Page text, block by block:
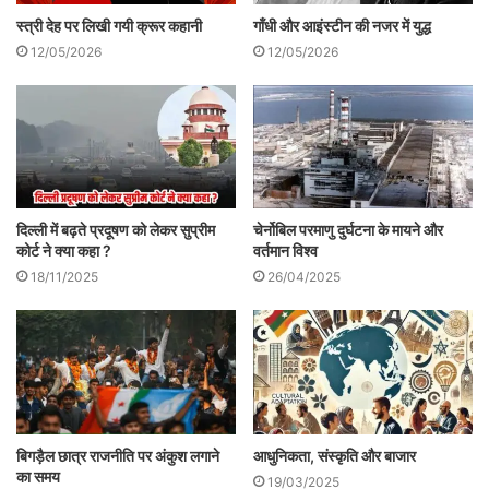
लन्दन विश्वविद्यालय से उपाधि सापेक्ष अनुसन्धानकार्य
किया। वे थे जे.एन. कारपेन्टर और उनका विषय था
‘थियोलॉजी आफ तुलसीदास’। इस शोधकार्य पर उन्हें
1918 ई. में शोध उपाधि प्राप्त हुई।
इस तरह अनुसन्धान के दो आधार हैं, पहला
वैयक्तिक प्रयास और दूसरा प्रतिष्ठानिक प्रयास।
जागरण का महत्वपूर्ण योगदान है। 1828 ई. से
लेकर 1885 ई. तक का कालखण्ड इस दृष्टि से
विशेष महत्व का है।
स्त्री देह पर लिखी गयी क्रूर कहानी
12/05/2026
गाँधी और आइंस्टीन की नजर में युद्ध
12/05/2026
दिल्ली में बढ़ते प्रदूषण को लेकर सुप्रीम
कोर्ट ने क्या कहा ?
18/11/2025
चेर्नोबिल परमाणु दुर्घटना के मायने और
वर्तमान विश्व
26/04/2025
बिगड़ैल छात्र राजनीति पर अंकुश लगाने
का समय
आधुनिकता, संस्कृति और बाजार
19/03/2025